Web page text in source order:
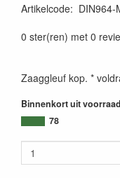
Artikelcode: DIN964-
0 ster(ren) met 0
Zaaggleuf kop. *
Binnenkort uit
78